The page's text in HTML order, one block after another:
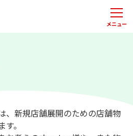
メニュー
、新規店舗展開のための店舗物
。